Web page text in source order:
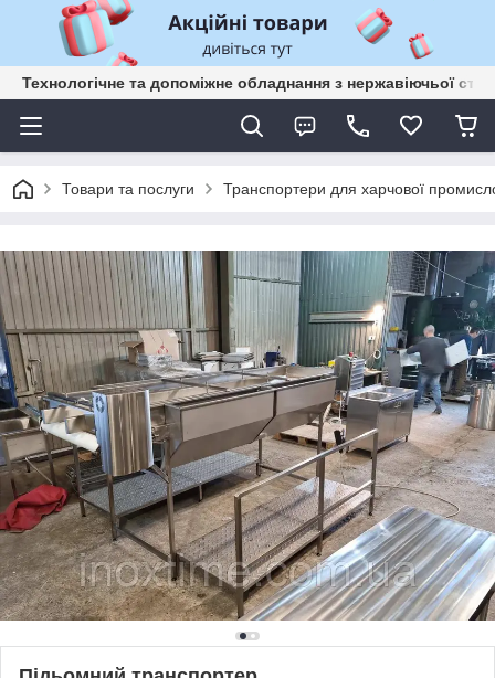
Технологічне та допоміжне обладнання з нержавіючьої
Товари та послуги Транспортери для харчової